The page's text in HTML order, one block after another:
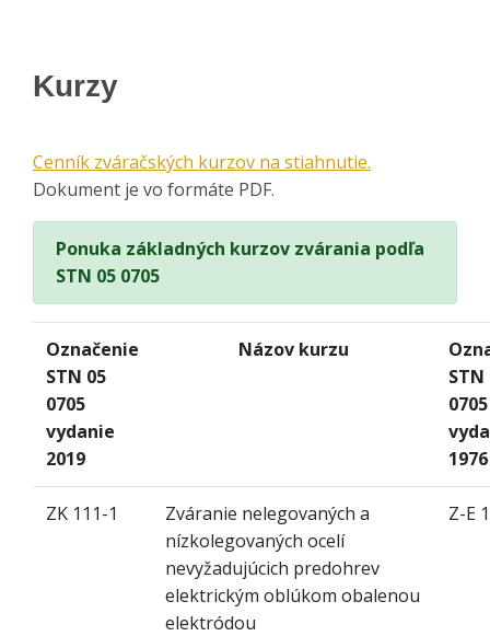
Kurzy
Cenník zváračských kurzov na stiahnutie.
Dokument je vo formáte PDF.
Ponuka základných kurzov zvárania podľa
STN 05 0705
Označenie
STN 05
0705
vydanie
2019
Názov kurzu
STN
0705
1976
ZK 111-1
Zváranie nelegovaných a
nízkolegovaných ocelí
nevyžadujúcich predohrev
elektrickým oblúkom obalenou
elektródou
Z-E 1